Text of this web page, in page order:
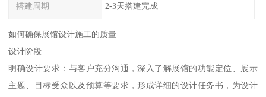
搭建周期 2-3天搭建完成
如何确保展馆设计施工的质量
设计阶段
明确设计要求：与客户充分沟通，深入了解展馆的功能定位、展示
主题、目标受众以及预算等要求，形成详细的设计任务书，为设计